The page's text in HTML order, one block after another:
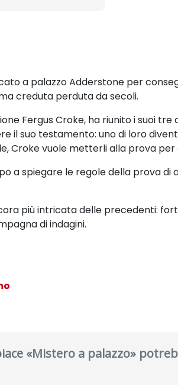
a palazzo Adderstone per
creduta perduta da secoli.
Fergus Croke, ha riunito i suoi
il suo testamento: uno di loro
Croke vuole metterli alla prova
a spiegare le regole della prova di
più intricata delle precedenti:
di indagini.
«Mistero a palazzo»